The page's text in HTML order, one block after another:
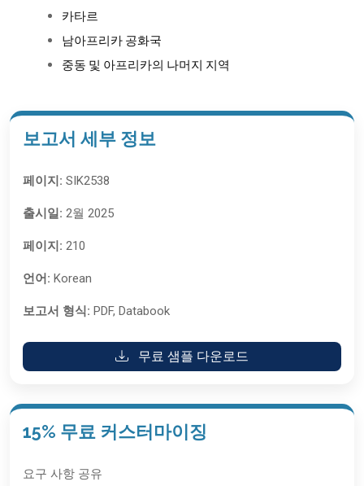
카타르
남아프리카 공화국
중동 및 아프리카의 나머지 지역
보고서 세부 정보
페이지: SIK2538
출시일: 2월 2025
페이지: 210
언어: Korean
보고서 형식: PDF, Databook
무료 샘플 다운로드
15% 무료 커스터마이징
요구 사항 공유